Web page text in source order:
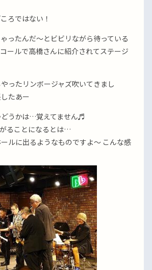
ろではない！
ったんだ〜とビビリながら待っている
ールで高橋さんに紹介されてステージ
ったリンボージャズ吹いてきまし
たあー
うかは…覚えてません♬
ることになるとは…
ルに出るようなものですよ〜 こんな感